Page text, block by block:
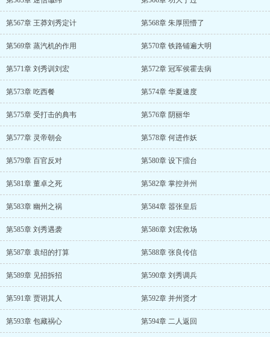
第567章 王莽刘秀定计 第568章 朱厚照懵了
第569章 蒸汽机的作用 第570章 铁路铺遍大明
第571章 刘秀训刘宏 第572章 冠军侯霍去病
第573章 吃西餐 第574章 华夏速度
第575章 受打击的典韦 第576章 阴丽华
第577章 灵帝朝会 第578章 何进作妖
第579章 百官反对 第580章 设下擂台
第581章 董卓之死 第582章 掌控并州
第583章 幽州之祸 第584章 嚣张皇后
第585章 刘秀遇袭 第586章 刘宏救场
第587章 袁绍的打算 第588章 张良传信
第589章 见招拆招 第590章 刘秀调兵
第591章 贾诩其人 第592章 并州贤才
第593章 包藏祸心 第594章 二人返回